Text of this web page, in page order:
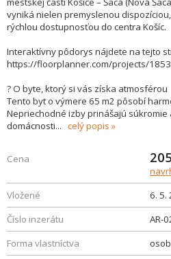
vyniká nielen premyslenou
rýchlou dostupnosťou do centra Košíc.
Interaktívny pôdorys nájdete na tejto
https://floorplanner.com/projects/
? O byte, ktorý si vás získa atmosférou
Tento byt o výmere 65 m2 pôsobí
Nepriechodné izby prinášajú
domácnosti... celý popis
Cena
Vložené
6. 5.
Číslo inzerátu
AR-
Forma vlastníctva